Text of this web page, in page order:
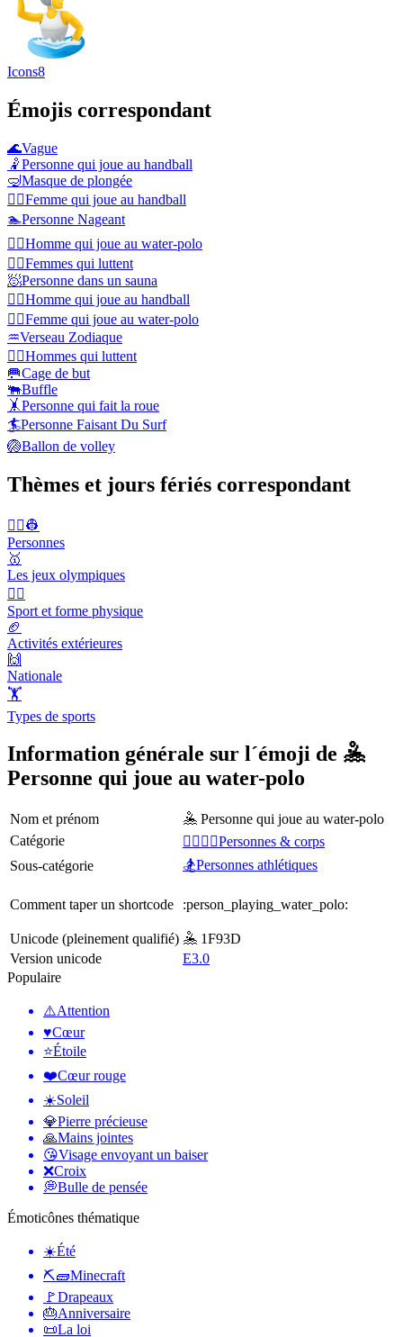
Icons8
Émojis correspondant
🌊Vague
🤾Personne qui joue au handball
🤿Masque de plongée
🤾‍♀️Femme qui joue au handball
🏊Personne Nageant
🤽‍♂️Homme qui joue au water-polo
🤼‍♀️Femmes qui luttent
🧖Personne dans un sauna
🤾‍♂️Homme qui joue au handball
🤽‍♀️Femme qui joue au water-polo
♒Verseau Zodiaque
🤼‍♂️Hommes qui luttent
🥅Cage de but
🐃Buffle
🤸Personne qui fait la roue
🏄Personne Faisant Du Surf
🏐Ballon de volley
Thèmes et jours fériés correspondant
👨‍✈️👷
Personnes
🥇
Les jeux olympiques
🤾‍♀️
Sport et forme physique
🏈
Activités extérieures
🙌
Nationale
🏋
Types de sports
Information générale sur l´émoji de 🤽
Personne qui joue au water-polo
Nom et prénom
🤽 Personne qui joue au water-polo
Catégorie
👩‍❤️‍💋‍👨Personnes & corps
Sous-catégorie
🏂Personnes athlétiques
Comment taper un shortcode :person_playing_water_polo:
Unicode (pleinement qualifié) 🤽 1F93D
Version unicode
E3.0
Populaire
⚠️Attention
♥️Cœur
⭐Étoile
❤️Cœur rouge
☀️Soleil
💎Pierre précieuse
🙏Mains jointes
😘Visage envoyant un baiser
❌Croix
💭Bulle de pensée
Émoticônes thématique
☀️Été
⛏🧱Minecraft
🚩Drapeaux
🎂Anniversaire
📜La loi